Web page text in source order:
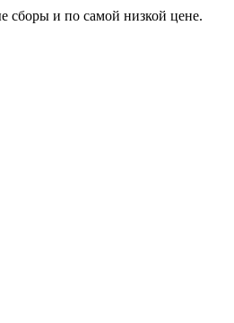
сборы и по самой низкой цене.